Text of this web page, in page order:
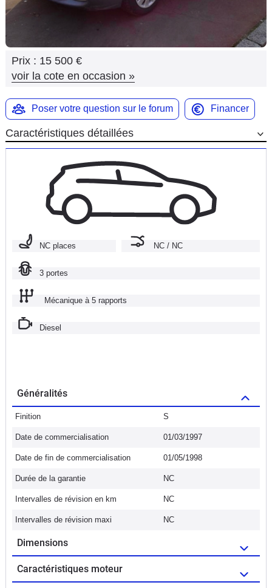
Moto
Marques
Prix : 15 500 €
voir la cote en occasion »
Poser votre question sur le forum Financer
Caractéristiques détaillées
NC places NC / NC
3 portes
Mécanique à 5 rapports
Diesel
Généralités
Finition S
Date de commercialisation 01/03/1997
Date de fin de commercialisation 01/05/1998
Durée de la garantie NC
Intervalles de révision en km NC
Intervalles de révision maxi NC
Dimensions
Caractéristiques moteur